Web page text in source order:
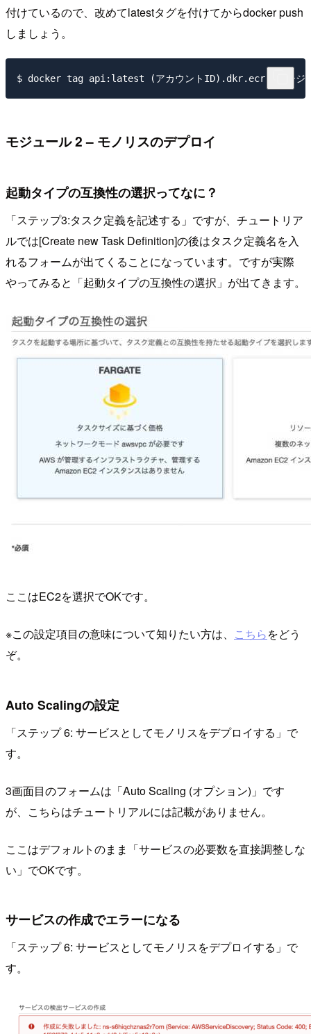
付けているので、改めてlatestタグを付けてからdocker push
しましょう。
モジュール 2 – モノリスのデプロイ
起動タイプの互換性の選択ってなに？
「ステップ3:タスク定義を記述する」ですが、チュートリア
ルでは[Create new Task Definition]の後はタスク定義名を入
れるフォームが出てくることになっています。ですが実際
やってみると「起動タイプの互換性の選択」が出てきます。
ここはEC2を選択でOKです。
※この設定項目の意味について知りたい方は、 こちらをどう
ぞ。
Auto Scalingの設定
「ステップ 6: サービスとしてモノリスをデプロイする」で
す。
3画面目のフォームは「Auto Scaling (オプション)」です
が、こちらはチュートリアルには記載がありません。
ここはデフォルトのまま「サービスの必要数を直接調整しな
い」でOKです。
サービスの作成でエラーになる
「ステップ 6: サービスとしてモノリスをデプロイする」で
す。